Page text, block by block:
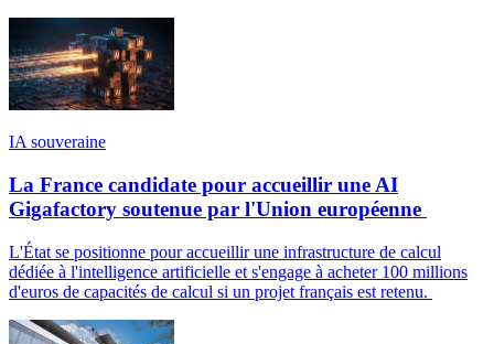
IA souveraine
La France candidate pour accueillir une AI
Gigafactory soutenue par l'Union européenne
L'État se positionne pour accueillir une infrastructure de calcul
dédiée à l'intelligence artificielle et s'engage à acheter 100 millions
d'euros de capacités de calcul si un projet français est retenu.